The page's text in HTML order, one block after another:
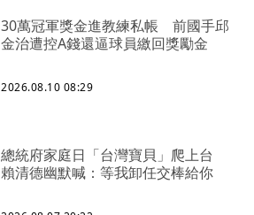
30萬冠軍獎金進教練私帳 前國手邱
金治遭控A錢還逼球員繳回獎勵金
2026.08.10 08:29
總統府家庭日「台灣寶貝」爬上台
賴清德幽默喊：等我卸任交棒給你